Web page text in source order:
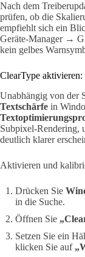
Nach dem
prüfen, ob die
empfiehlt sich ein
Geräte-Manager →
kein gelbes
ClearType aktivieren:
Unabhängig von der
Textschärfe in
Subpixel-Rendering,
deutlich klarer
Aktivieren und
Drücken Sie
in die Suche.
Öffnen Sie
Setzen Sie ein
klicken Sie auf